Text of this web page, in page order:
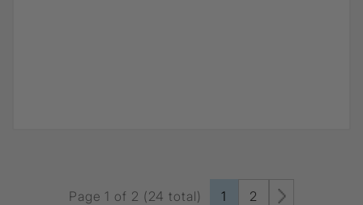
Page 1 of 2 (24 total) 1 2